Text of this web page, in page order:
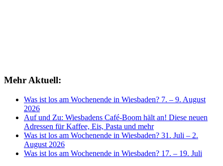
Mehr Aktuell:
Was ist los am Wochenende in Wiesbaden? 7. – 9. August
2026
Auf und Zu: Wiesbadens Café-Boom hält an! Diese neuen
Adressen für Kaffee, Eis, Pasta und mehr
Was ist los am Wochenende in Wiesbaden? 31. Juli – 2.
August 2026
Was ist los am Wochenende in Wiesbaden? 17. – 19. Juli